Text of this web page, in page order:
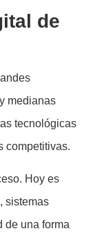
de
medianas
tecnológicas
competitivas.
Hoy es
sistemas
de una forma